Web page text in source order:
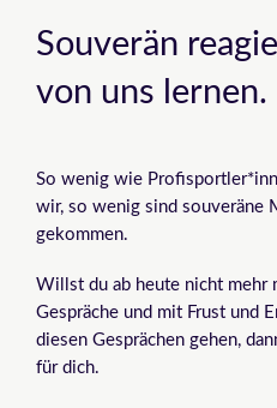
Souverän
von uns lernen.
So wenig wie
wir, so wenig sind souveräne
gekommen.
Willst du ab heute nicht mehr
Gespräche und mit Frust und
diesen Gesprächen gehen,
für dich.